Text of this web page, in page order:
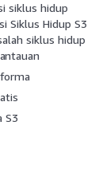
siklus hidup
Siklus Hidup S3
siklus hidup
S3